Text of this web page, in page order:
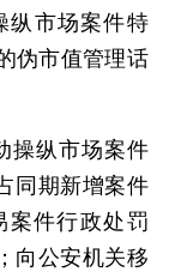
纵市场案件特
伪市值管理话
纵市场案件
同期新增案件
案件行政处罚
向公安机关移